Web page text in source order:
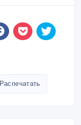
Распечатать